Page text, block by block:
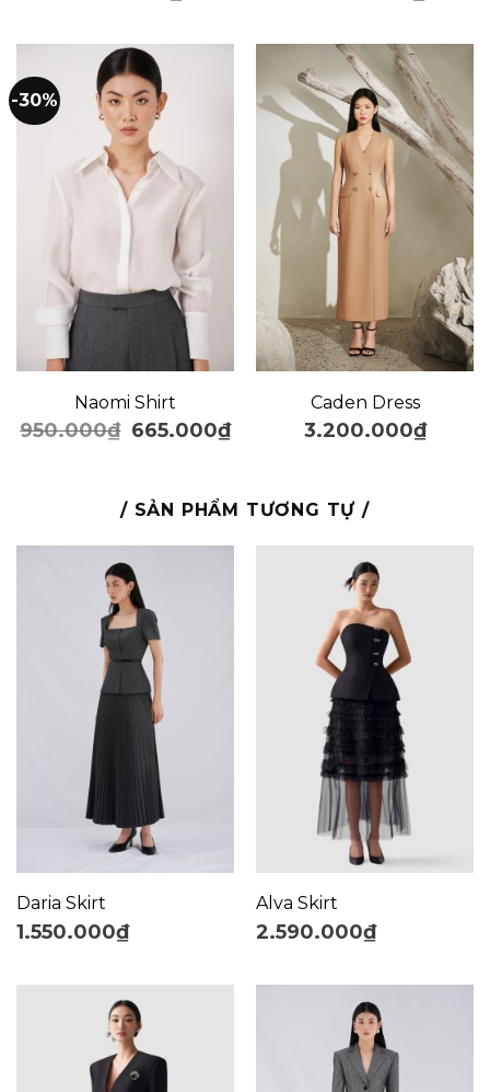
-30%
Naomi Shirt
950.000₫ 665.000₫
Caden Dress
3.200.000₫
/ SẢN PHẨM TƯƠNG TỰ /
Daria Skirt
1.550.000₫
Alva Skirt
2.590.000₫